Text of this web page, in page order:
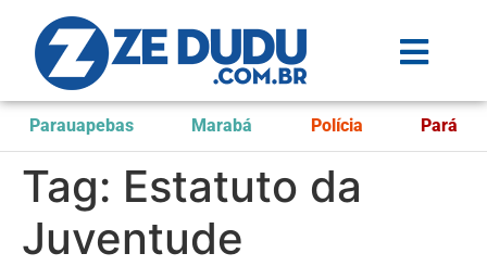
Parauapebas Marabá Polícia Pará
Tag: Estatuto da
Juventude